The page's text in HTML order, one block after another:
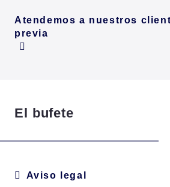
Atendemos a nuestros
previa
El bufete
Aviso legal